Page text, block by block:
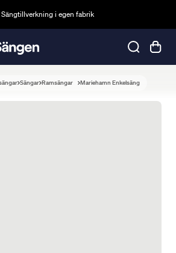
Sängtillverkning i egen fabrik
Sängar Ramsängar Mariehamn Enkelsäng